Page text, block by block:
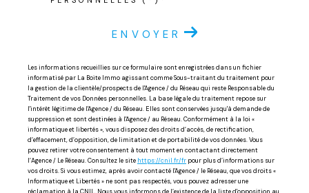
ENVOYER
Les informations recueillies sur ce formulaire sont enregistrées dans un fichier
informatisé par La Boite Immo agissant comme Sous-traitant du traitement pour
la gestion de la clientèle/prospects de l'Agence / du Réseau qui reste Responsable du
Traitement de vos Données personnelles. La base légale du traitement repose sur
l'intérêt légitime de l'Agence / du Réseau. Elles sont conservées jusqu'à demande de
suppression et sont destinées à l'Agence / au Réseau. Conformément à la loi «
informatique et libertés », vous disposez des droits d’accès, de rectification,
d’effacement, d’opposition, de limitation et de portabilité de vos données. Vous
pouvez retirer votre consentement à tout moment en contactant directement
l’Agence / Le Réseau. Consultez le site https://cnil.fr/fr pour plus d’informations sur
vos droits. Si vous estimez, après avoir contacté l'Agence / le Réseau, que vos droits «
Informatique et Libertés » ne sont pas respectés, vous pouvez adresser une